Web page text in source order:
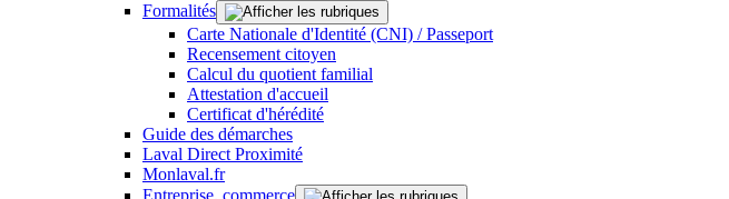
Formalités
Carte Nationale d'Identité (CNI) / Passeport
Recensement citoyen
Calcul du quotient familial
Attestation d'accueil
Certificat d'hérédité
Guide des démarches
Laval Direct Proximité
Monlaval.fr
Entreprise, commerce